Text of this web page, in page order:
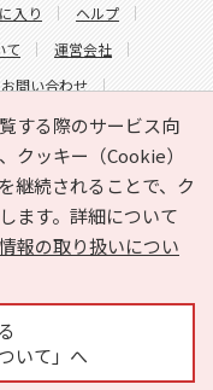
する際のサービス向
クッキー（Cookie）
継続されることで、ク
ます。詳細について
報の取り扱いについ
いて」へ
入り
ヘルプ
て
運営会社
問い合わせ
合わせ
Reserved.